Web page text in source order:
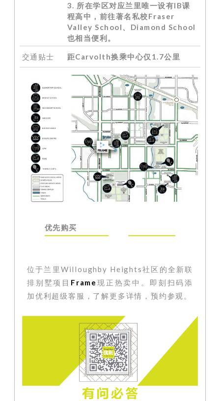
3. 所在学区对应兰里唯一设有IB课
程高中，前往著名私校Fraser
Valley School、Diamond School
也相当便利。
交通贴士 距Carvolth换乘中心仅1.7公里
优先购买
位于兰里Willoughby Heights社区的全新联
排别墅项目 Frame 现正热卖中 。即刻扫码添
加优利超级客服
，了解更多详情，预约参观。